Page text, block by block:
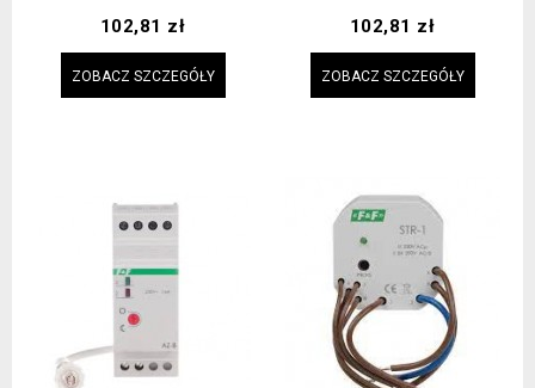
Cena
102,81 zł
ZOBACZ SZCZEGÓŁY
Cena
102,81 zł
ZOBACZ SZCZEGÓŁY